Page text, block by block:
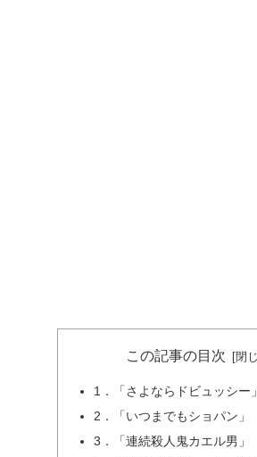
この記事の目次
1．「さよならドビュッシー」
2．「いつまでもショパン」
3．「連続殺人鬼カエル男」